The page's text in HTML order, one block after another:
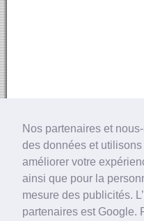
Nos partenaires et
des données et
améliorer votre
ainsi que pour la
mesure des publicités.
partenaires est Google.